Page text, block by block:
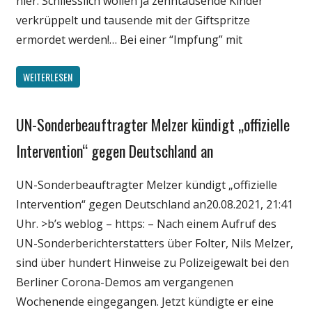
verkrüppelt und tausende mit der Giftspritze
ermordet werden!… Bei einer “Impfung” mit
WEITERLESEN
Gesellschaft
Wirtschaft
Wissenschaft
UN-Sonderbeauftragter Melzer kündigt „offizielle
Intervention“ gegen Deutschland an
UN-Sonderbeauftragter Melzer kündigt „offizielle
Intervention“ gegen Deutschland an20.08.2021, 21:41
Uhr. >b’s weblog – https: – Nach einem Aufruf des
UN-Sonderberichterstatters über Folter, Nils Melzer,
sind über hundert Hinweise zu Polizeigewalt bei den
Berliner Corona-Demos am vergangenen
Wochenende eingegangen. Jetzt kündigte er eine